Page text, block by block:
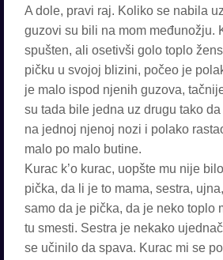
A dole, pravi raj. Koliko se nabila
guzovi su bili na mom međunožju.
spušten, ali osetivši golo toplo
pičku u svojoj blizini, počeo je
je malo ispod njenih guzova,
su tada bile jedna uz drugu tako
na jednoj njenoj nozi i polako
malo po malo butine.
Kurac k’o kurac, uopšte mu nije
pička, da li je to mama, sestra,
samo da je pička, da je neko toplo
tu smesti. Sestra je nekako
se učinilo da spava. Kurac mi se